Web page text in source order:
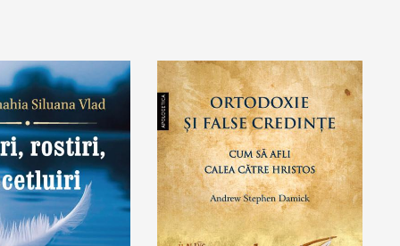
în coș Wishlist Adaugă în coș Wishlist